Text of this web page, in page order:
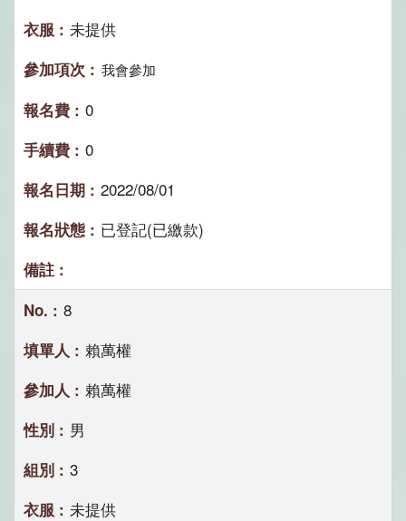
未提供
我會參加
0
0
2022/08/01
已登記(已繳款)
8
賴萬權
賴萬權
男
3
未提供